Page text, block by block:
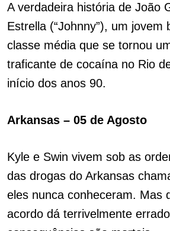
A verdadeira história de João
Estrella (“Johnny”), um jovem
classe média que se tornou
traficante de cocaína no Rio
início dos anos 90.
Arkansas – 05 de Agosto
Kyle e Swin vivem sob as
das drogas do Arkansas
eles nunca conheceram. Mas
acordo dá terrivelmente